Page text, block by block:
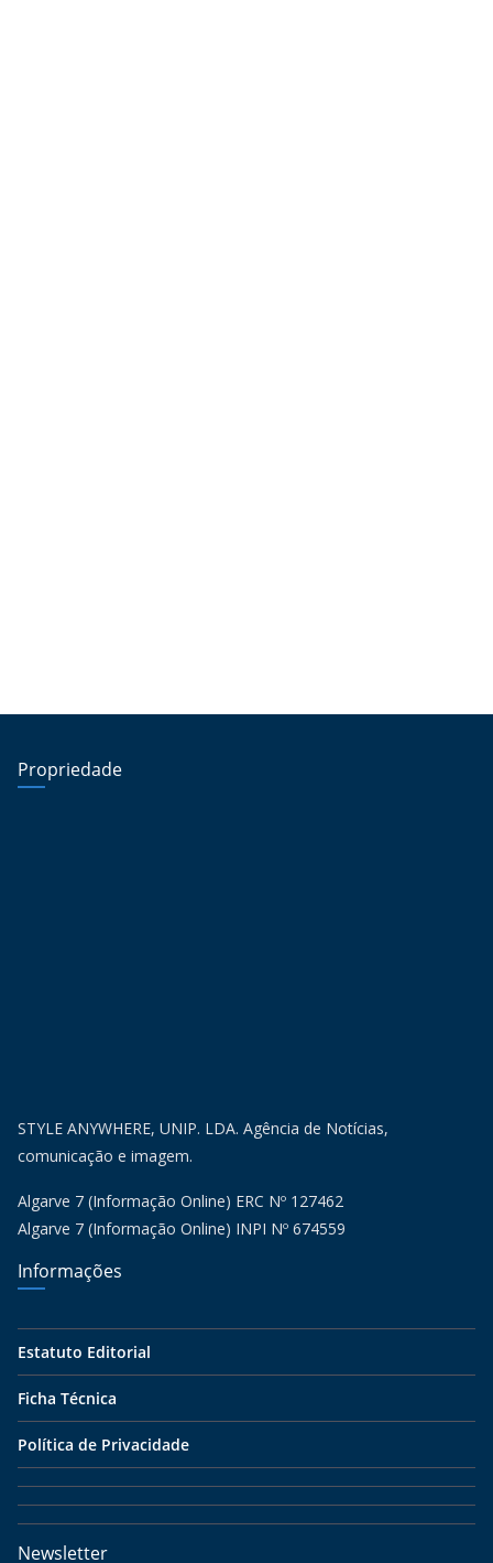
Propriedade
STYLE ANYWHERE, UNIP. LDA. Agência de Notícias,
comunicação e imagem.
Algarve 7 (Informação Online) ERC Nº 127462
Algarve 7 (Informação Online) INPI Nº 674559
Informações
Estatuto Editorial
Ficha Técnica
Política de Privacidade
Newsletter